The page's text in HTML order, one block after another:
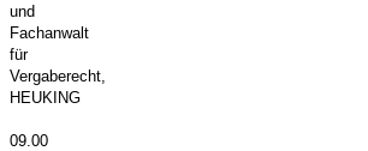
und
Fachanwalt
für
Vergaberecht,
HEUKING
09.00